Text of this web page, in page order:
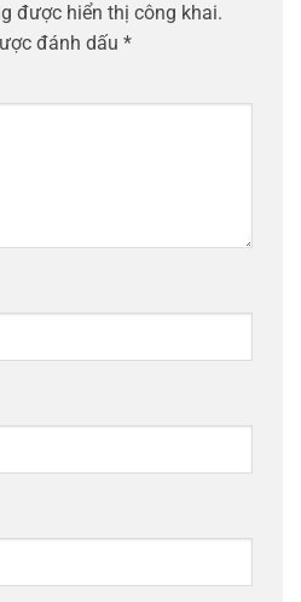
được hiển thị công khai.
đánh dấu *